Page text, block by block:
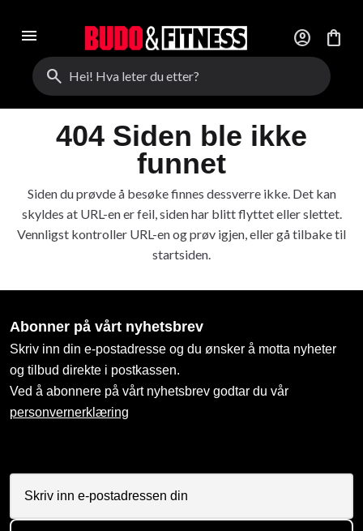
menu account_circle
shopping_bag
search
404 Siden ble ikke
funnet
Siden du prøvde å besøke finnes dessverre ikke. Det kan
skyldes at URL-en er feil, siden har blitt flyttet eller slettet.
Vennligst kontroller URL-en og prøv igjen, eller gå tilbake til
startsiden.
Abonner på vårt nyhetsbrev
Skriv inn din e-postadresse og du ønsker å motta nyheter
og tilbud direkte i postkassen.
Ved å abonnere på vårt nyhetsbrev godtar du vår
personvernerklæring